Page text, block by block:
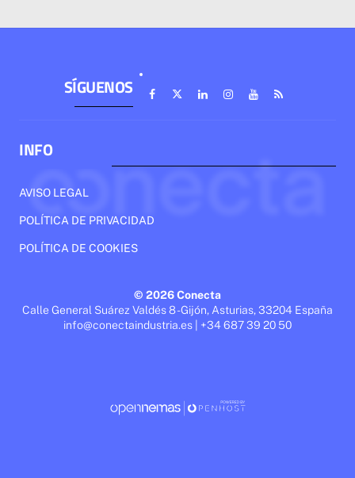
SÍGUENOS
INFO
AVISO LEGAL
POLÍTICA DE PRIVACIDAD
POLÍTICA DE COOKIES
© 2026 Conecta
Calle General Suárez Valdés 8 - Gijón, Asturias, 33204 España
info@conectaindustria.es | +34 687 39 20 50